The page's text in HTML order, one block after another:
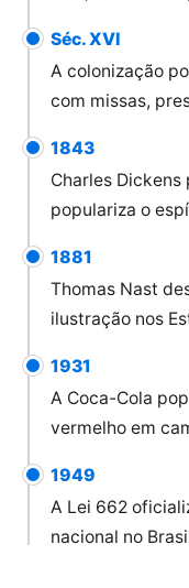
Séc. XVI
A colonização
com missas,
1843
Charles Dickens
populariza o
1881
Thomas Nast
ilustração nos
1931
A Coca-Cola
vermelho em
1949
A Lei 662
nacional no